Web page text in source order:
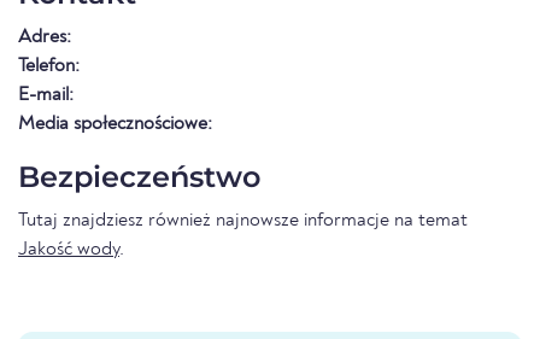
Adres:
Telefon:
E-mail:
Media społecznościowe:
Bezpieczeństwo
Tutaj znajdziesz również najnowsze informacje na temat
Jakość wody.